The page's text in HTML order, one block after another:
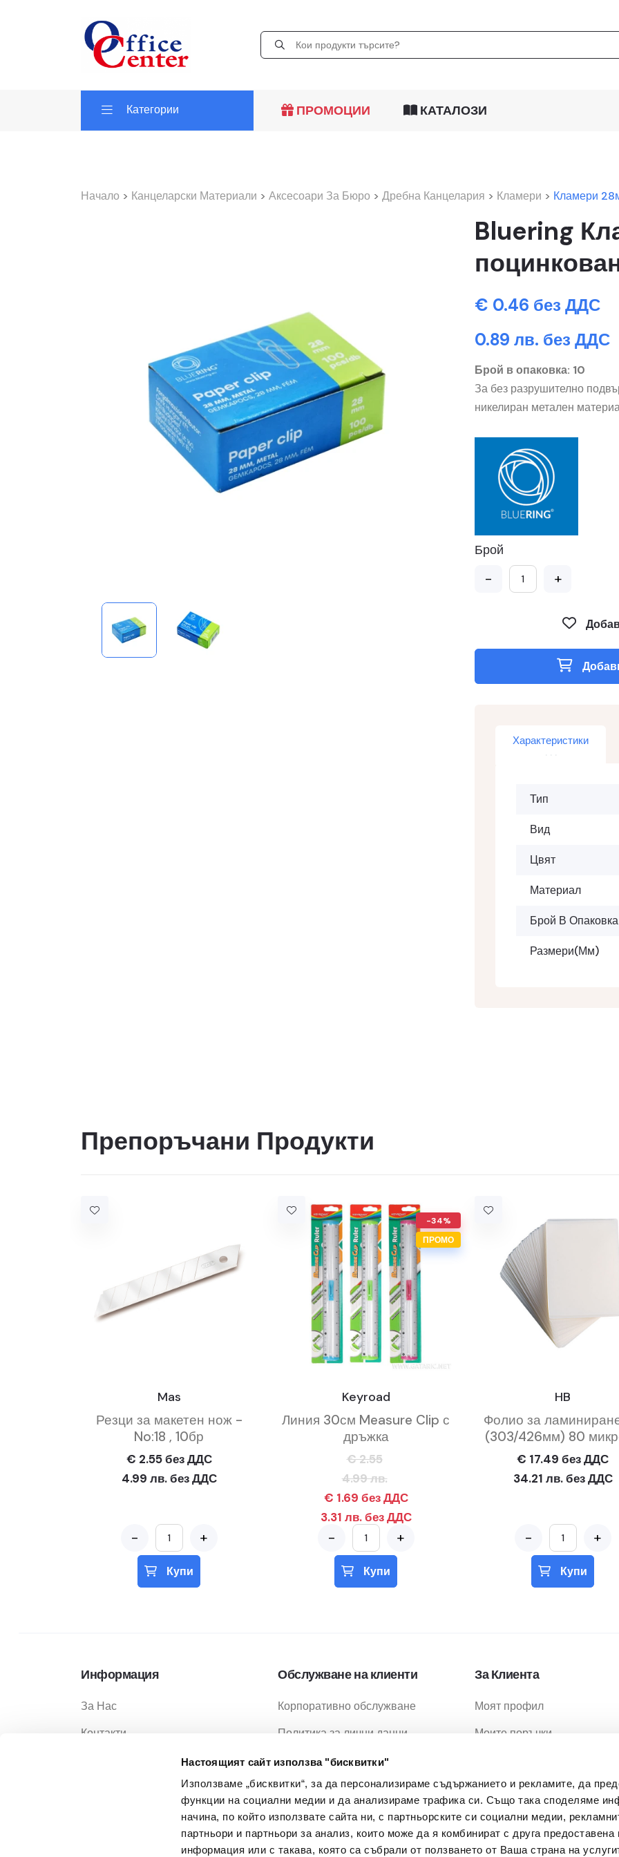
Настоящият сайт използва "бисквитки"
Използваме „бисквитки“, за да персонализираме съдържанието и рекламите, да
функции на социални медии и да анализираме трафика си. Също така споделяме
начина, по който използвате сайта ни, с партньорските си социални медии,
партньори и партньори за анализ, които може да я комбинират с друга
информация или с такава, която са събрали от ползването от Ваша страна на
Категории ПРОМОЦИИ КАТАЛОЗИ
Начало > Канцеларски Материали > Аксесоари За Бюро > Дребна Канцелария > Кламери > Кламери
Bluering
€ 0.46 без ДДС
0.89 лв. без ДДС
Брой в опаковка: 10
За без разрушително
никелиран метален
Брой
- +
Характеристики
Тип
Вид
Цвят
Материал
Брой В Опаковка
Размери(мм)
Препоръчани Продукти
Mas
Резци за макетен нож -
No:18 , 10бр
€ 2.55 без ДДС
4.99 лв. без ДДС
- +
Купи
-34%
ПРОМО
Keyroad
Линия 30см Measure Clip с
дръжка
€ 2.55
4.99 лв.
€ 1.69 без ДДС
3.31 лв. без ДДС
- +
Купи
HB
Фолио за
(303/426мм) 80
€ 17.49 без ДДС
34.21 лв. без ДДС
- +
Купи
Информация
За Нас
Контакти
Обслужване на клиенти
Корпоративно обслужване
Политика за лични данни
Политика за бисквитки
Условия за ползване
Условия за доставка
Често Задавани Въпроси
За Клиента
Моят профил
Моите поръчки
Промоции
МОН Проекти